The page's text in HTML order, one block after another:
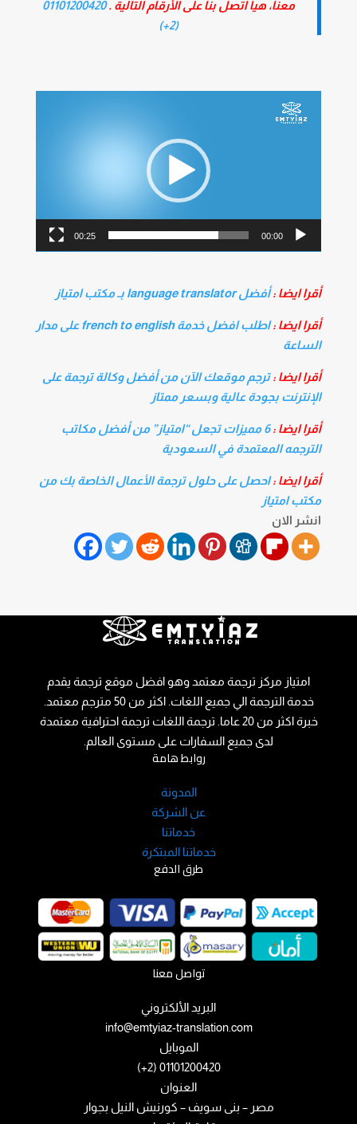
معنا، هيا اتصل بنا على الأرقام التالية . 01101200420
(2+)
مشغل
الفيديو
00:00
00:25
أقرا ايضا :أفضل language translator بـ مكتب امتياز
أقرا ايضا :
اطلب افضل خدمة french to english على مدار
الساعة
أقرا ايضا :ترجم موقعك الآن من أفضل وكالة ترجمة على
الإنترنت بجودة عالية وبسعر ممتاز
أقرا ايضا :
6 مميزات تجعل “امتياز” من أفضل مكاتب
الترجمه المعتمدة في السعودية
أقرا ايضا :احصل على حلول ترجمة الأعمال الخاصة بك من
مكتب امتياز
انشر الان
تواصل معنا
البريد الألكتروني
info@emtyiaz-translation.com
الموبايل
01101200420 (2+)
العنوان
مصر – بنى سويف – كورنيش النيل بجوار
طرق الدفع
روابط هامة
المدونة
عن الشركة
خدماتنا
خدماتنا المبتكرة
امتياز مركز ترجمة معتمد وهو افضل موقع ترجمة يقدم
خدمة الترجمة الي جميع اللغات. اكثر من 50 مترجم معتمد.
خبرة اكثر من 20 عاما. ترجمة اللغات ترجمة احترافية معتمدة
لدى جميع السفارات على مستوى العالم.